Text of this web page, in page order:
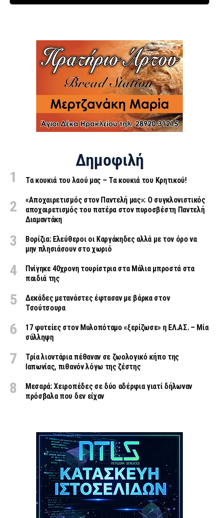
Δημοφιλή
Τα κουκιά του λαού μας – Τα κουκιά του Κρητικού!
«Aποχαιρετισμός στον Παντελή μας»: Ο συγκλονιστικός
αποχαιρετισμός του πατέρα στον πυροσβέστη Παντελή
Διαμαντάκη
Βορίζια: Ελεύθεροι οι Καργάκηδες αλλά με τον όρο να
μην πλησιάσουν στο χωριό
Πνίγηκε 40χρονη τουρίστρια στα Μάλια μπροστά στα
παιδιά της
Δεκάδες μετανάστες έφτασαν με βάρκα στον
Τσούτσουρα
17 φυτείες στον Μυλοπόταμο «ξερίζωσε» η ΕΛ.ΑΣ. – Μία
σύλληψη
Τρία λιοντάρια πέθαναν σε ζωολογικό κήπο της
Ιαπωνίας, πιθανόν λόγω της ζέστης
Μεσαρά: Χειροπέδες σε δύο αδέρφια γιατί δήλωναν
πρόσβαλα που δεν είχαν